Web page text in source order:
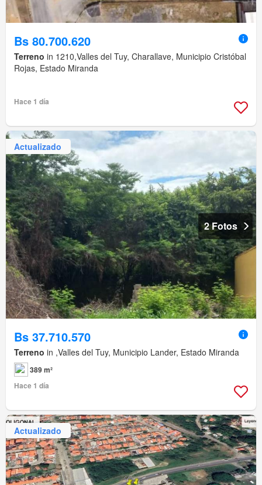
Bs 80.700.620
Terreno in 1210,Valles del Tuy, Charallave, Municipio Cristóbal
Rojas, Estado Miranda
Hace 1 día
Actualizado
2 Fotos
Bs 37.710.570
Terreno in ,Valles del Tuy, Municipio Lander, Estado Miranda
389 m²
Hace 1 día
Actualizado